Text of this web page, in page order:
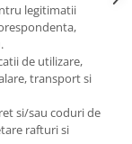
legitimatii
de utilizare,
transport si
si/sau coduri de
rafturi si